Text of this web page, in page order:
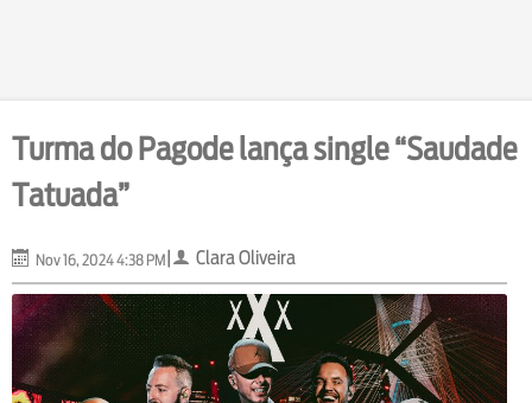
Turma do Pagode lança single “Saudade
Tatuada”
Nov 16, 2024 4:38 PM| Clara Oliveira